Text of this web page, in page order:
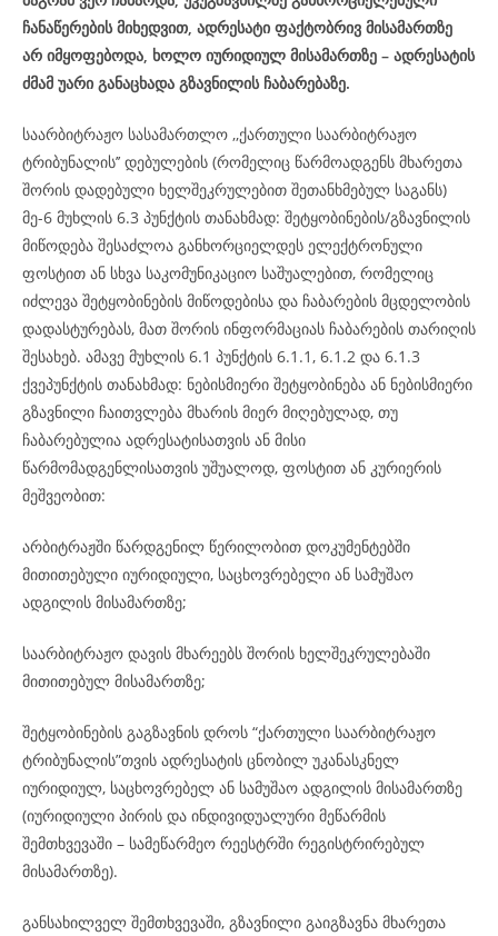
ჩანაწერების მიხედვით, ადრესატი ფაქტობრივ მისამართზე
არ იმყოფებოდა, ხოლო იურიდიულ მისამართზე – ადრესატის
ძმამ უარი განაცხადა გზავნილის ჩაბარებაზე.
საარბიტრაჟო სასამართლო ,,ქართული საარბიტრაჟო
ტრიბუნალის’’ დებულების (რომელიც წარმოადგენს მხარეთა
შორის დადებული ხელშეკრულებით შეთანხმებულ საგანს)
მე-6 მუხლის 6.3 პუნქტის თანახმად: შეტყობინების/გზავნილის
მიწოდება შესაძლოა განხორციელდეს ელექტრონული
ფოსტით ან სხვა საკომუნიკაციო საშუალებით, რომელიც
იძლევა შეტყობინების მიწოდებისა და ჩაბარების მცდელობის
დადასტურებას, მათ შორის ინფორმაციას ჩაბარების თარიღის
შესახებ. ამავე მუხლის 6.1 პუნქტის 6.1.1, 6.1.2 და 6.1.3
ქვეპუნქტის თანახმად: ნებისმიერი შეტყობინება ან ნებისმიერი
გზავნილი ჩაითვლება მხარის მიერ მიღებულად, თუ
ჩაბარებულია ადრესატისათვის ან მისი
წარმომადგენლისათვის უშუალოდ, ფოსტით ან კურიერის
მეშვეობით:
არბიტრაჟში წარდგენილ წერილობით დოკუმენტებში
მითითებული იურიდიული, საცხოვრებელი ან სამუშაო
ადგილის მისამართზე;
საარბიტრაჟო დავის მხარეებს შორის ხელშეკრულებაში
მითითებულ მისამართზე;
შეტყობინების გაგზავნის დროს “ქართული საარბიტრაჟო
ტრიბუნალის”თვის ადრესატის ცნობილ უკანასკნელ
იურიდიულ, საცხოვრებელ ან სამუშაო ადგილის მისამართზე
(იურიდიული პირის და ინდივიდუალური მეწარმის
შემთხვევაში – სამეწარმეო რეესტრში რეგისტრირებულ
მისამართზე).
განსახილველ შემთხვევაში, გზავნილი გაიგზავნა მხარეთა